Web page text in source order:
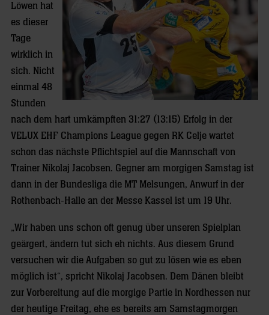
Löwen hat
es dieser
Tage
wirklich in
sich. Nicht
einmal 48
Stunden
nach dem hart umkämpften 31:27 (13:15) Erfolg in der
VELUX EHF Champions League gegen RK Celje wartet
schon das nächste Pflichtspiel auf die Mannschaft von
Trainer Nikolaj Jacobsen. Gegner am morgigen Samstag ist
dann in der Bundesliga die MT Melsungen, Anwurf in der
Rothenbach-Halle an der Messe Kassel ist um 19 Uhr.
„Wir haben uns schon oft genug über unseren Spielplan
geärgert, ändern tut sich eh nichts. Aus diesem Grund
versuchen wir die Aufgaben so gut zu lösen wie es eben
möglich ist“, spricht Nikolaj Jacobsen. Dem Dänen bleibt
zur Vorbereitung auf die morgige Partie in Nordhessen nur
der heutige Freitag, ehe es bereits am Samstagmorgen